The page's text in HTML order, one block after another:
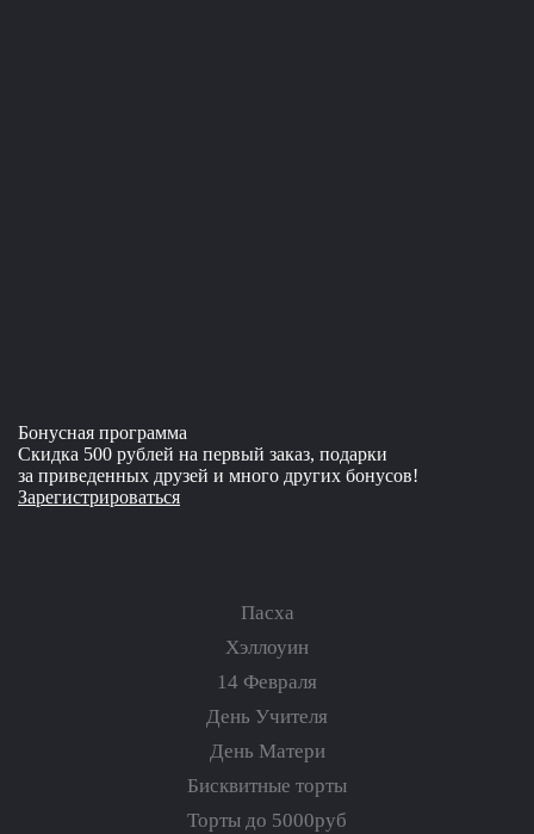
Бонусная программа
Скидка 500 рублей на первый заказ, подарки
за приведенных друзей и много других бонусов!
Зарегистрироваться
Пасха
Хэллоуин
14 Февраля
День Учителя
День Матери
Бисквитные торты
Торты до 5000руб